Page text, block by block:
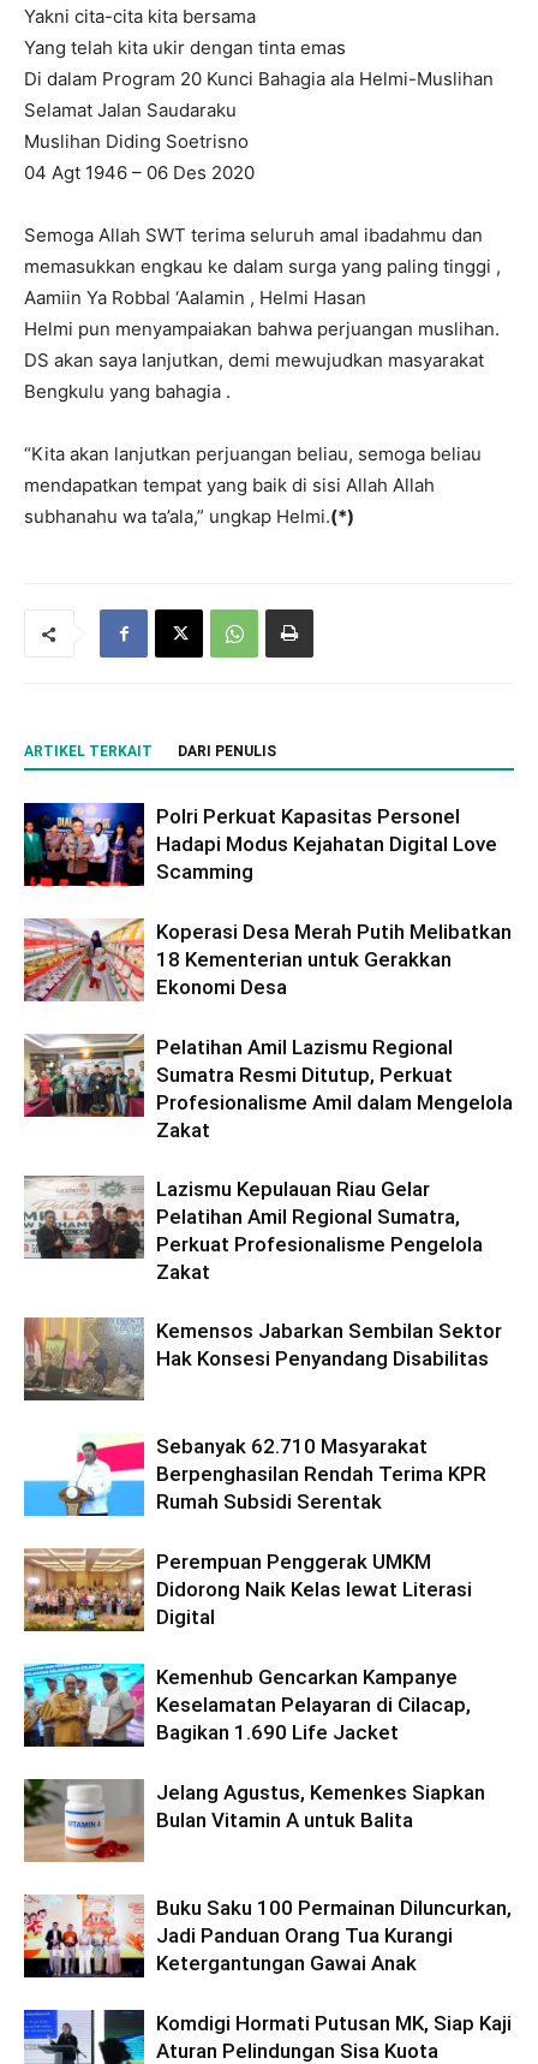
Yakni cita-cita kita bersama
Yang telah kita ukir dengan tinta emas
Di dalam Program 20 Kunci Bahagia ala Helmi-Muslihan
Selamat Jalan Saudaraku
Muslihan Diding Soetrisno
04 Agt 1946 – 06 Des 2020
Semoga Allah SWT terima seluruh amal ibadahmu dan
memasukkan engkau ke dalam surga yang paling tinggi ,
Aamiin Ya Robbal ‘Aalamin , Helmi Hasan
Helmi pun menyampaiakan bahwa perjuangan muslihan.
DS akan saya lanjutkan, demi mewujudkan masyarakat
Bengkulu yang bahagia .
“Kita akan lanjutkan perjuangan beliau, semoga beliau
mendapatkan tempat yang baik di sisi Allah Allah
subhanahu wa ta’ala,” ungkap Helmi.(*)
ARTIKEL TERKAIT DARI PENULIS
Polri Perkuat Kapasitas Personel
Hadapi Modus Kejahatan Digital Love
Scamming
Koperasi Desa Merah Putih Melibatkan
18 Kementerian untuk Gerakkan
Ekonomi Desa
Pelatihan Amil Lazismu Regional
Sumatra Resmi Ditutup, Perkuat
Profesionalisme Amil dalam Mengelola
Zakat
Lazismu Kepulauan Riau Gelar
Pelatihan Amil Regional Sumatra,
Perkuat Profesionalisme Pengelola
Zakat
Kemensos Jabarkan Sembilan Sektor
Hak Konsesi Penyandang Disabilitas
Sebanyak 62.710 Masyarakat
Berpenghasilan Rendah Terima KPR
Rumah Subsidi Serentak
Perempuan Penggerak UMKM
Didorong Naik Kelas lewat Literasi
Digital
Kemenhub Gencarkan Kampanye
Keselamatan Pelayaran di Cilacap,
Bagikan 1.690 Life Jacket
Jelang Agustus, Kemenkes Siapkan
Bulan Vitamin A untuk Balita
Buku Saku 100 Permainan Diluncurkan,
Jadi Panduan Orang Tua Kurangi
Ketergantungan Gawai Anak
Komdigi Hormati Putusan MK, Siap Kaji
Aturan Pelindungan Sisa Kuota